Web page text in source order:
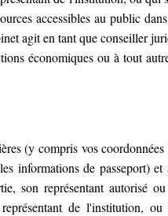
accessibles au public
agit en tant que conseiller
économiques ou à tout
(y compris vos coordonnées
informations de passeport) et
son représentant autorisé
de l'institution, ou